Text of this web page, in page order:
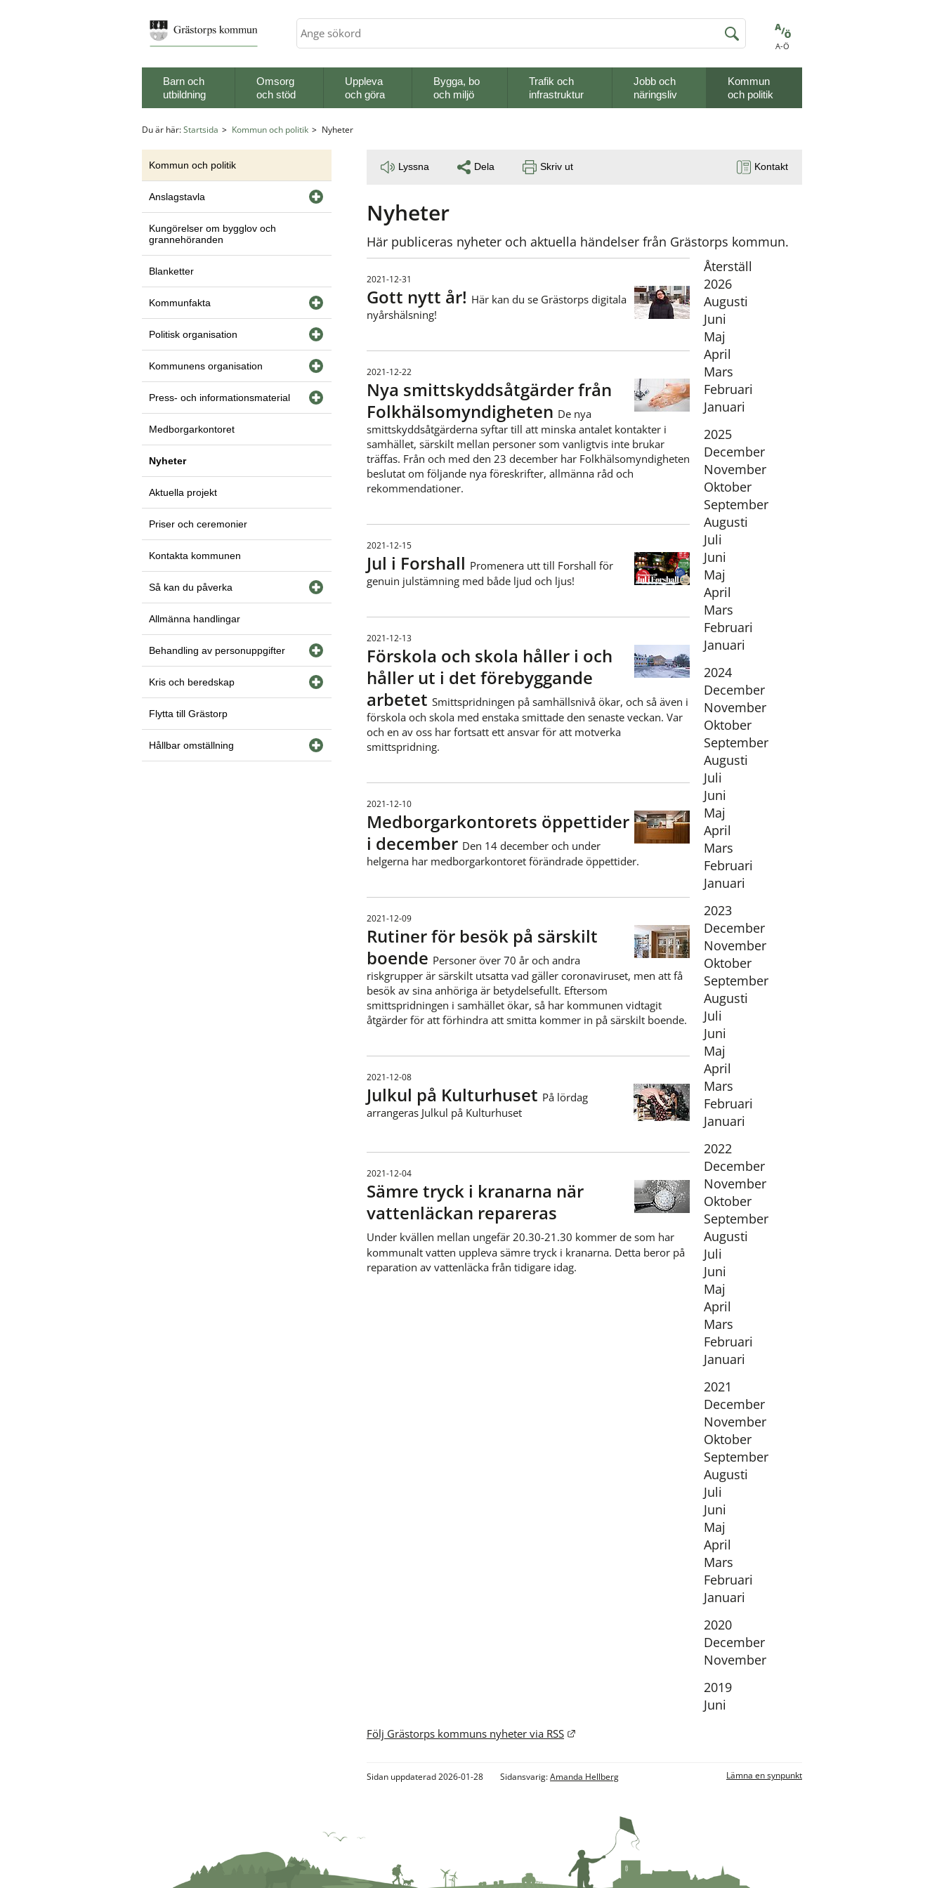
Sök
A-Ö
Barn och
utbildning
Omsorg
och stöd
Uppleva
och göra
Bygga, bo
och miljö
Trafik och
infrastruktur
Jobb och
näringsliv
Kommun
och politik
Du är här:Startsida Kommun och politik Nyheter
Kommun och politik
Anslagstavla
Kungörelser om bygglov och
grannehöranden
Blanketter
Kommunfakta
Politisk organisation
Kommunens organisation
Press- och informationsmaterial
Medborgarkontoret
Nyheter
Aktuella projekt
Priser och ceremonier
Kontakta kommunen
Så kan du påverka
Allmänna handlingar
Behandling av personuppgifter
Kris och beredskap
Flytta till Grästorp
Hållbar omställning
Lyssna Dela Skriv ut Kontakt
Nyheter
Här publiceras nyheter och aktuella händelser från Grästorps kommun.
2021-12-31
Gott nytt år! Här kan du se Grästorps digitala
nyårshälsning!
2021-12-22
Nya smittskyddsåtgärder från
Folkhälsomyndigheten De nya
smittskyddsåtgärderna syftar till att minska antalet kontakter i
samhället, särskilt mellan personer som vanligtvis inte brukar
träffas. Från och med den 23 december har Folkhälsomyndigheten
beslutat om följande nya föreskrifter, allmänna råd och
rekommendationer.
2021-12-15
Jul i Forshall Promenera utt till Forshall för
genuin julstämning med både ljud och ljus!
2021-12-13
Förskola och skola håller i och
håller ut i det förebyggande
arbetet Smittspridningen på samhällsnivå ökar, och så även i
förskola och skola med enstaka smittade den senaste veckan. Var
och en av oss har fortsatt ett ansvar för att motverka
smittspridning.
2021-12-10
Medborgarkontorets öppettider
i december Den 14 december och under
helgerna har medborgarkontoret förändrade öppettider.
2021-12-09
Rutiner för besök på särskilt
boende Personer över 70 år och andra
riskgrupper är särskilt utsatta vad gäller coronaviruset, men att få
besök av sina anhöriga är betydelsefullt. Eftersom
smittspridningen i samhället ökar, så har kommunen vidtagit
åtgärder för att förhindra att smitta kommer in på särskilt boende.
2021-12-08
Julkul på Kulturhuset På lördag
arrangeras Julkul på Kulturhuset
2021-12-04
Sämre tryck i kranarna när
vattenläckan repareras
Under kvällen mellan ungefär 20.30-21.30 kommer de som har
kommunalt vatten uppleva sämre tryck i kranarna. Detta beror på
reparation av vattenläcka från tidigare idag.
Återställ
År:
2026
Augusti
Juni
Maj
April
Mars
Februari
Januari
År:
2025
December
November
Oktober
September
Augusti
Juli
Juni
Maj
April
Mars
Februari
Januari
År:
2024
December
November
Oktober
September
Augusti
Juli
Juni
Maj
April
Mars
Februari
Januari
År:
2023
December
November
Oktober
September
Augusti
Juli
Juni
Maj
April
Mars
Februari
Januari
År:
2022
December
November
Oktober
September
Augusti
Juli
Juni
Maj
April
Mars
Februari
Januari
År:
2021
December
November
Oktober
September
Augusti
Juli
Juni
Maj
April
Mars
Februari
Januari
År:
2020
December
November
År:
2019
Juni
Följ Grästorps kommuns nyheter via RSS Länk till annan webbplats.
Sidan uppdaterad 2026-01-28 Sidansvarig:Amanda Hellberg Lämna en synpunkt